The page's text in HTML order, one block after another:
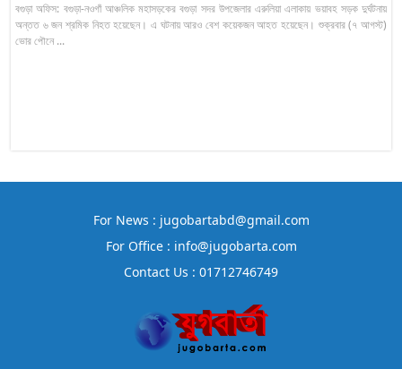
বগুড়া অফিস: বগুড়া-নওগাঁ আঞ্চলিক মহাসড়কের বগুড়া সদর উপজেলার এরুলিয়া এলাকায় ভয়াবহ সড়ক দুর্ঘটনায়
অন্তত ৬ জন শ্রমিক নিহত হয়েছেন। এ ঘটনায় আরও বেশ কয়েকজন আহত হয়েছেন। শুক্রবার (৭ আগস্ট)
ভোর পৌনে ...
For News : jugobartabd@gmail.com
For Office : info@jugobarta.com
Contact Us : 01712746749